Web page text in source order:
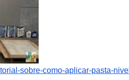
sobre-como-aplicar-pasta-